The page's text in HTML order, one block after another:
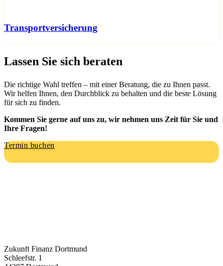
Transportversicherung
Lassen Sie sich beraten
Die richtige Wahl treffen – mit einer Beratung, die zu Ihnen passt.
Wir helfen Ihnen, den Durchblick zu behalten und die beste Lösung
für sich zu finden.
Kommen Sie gerne auf uns zu, wir nehmen uns Zeit für Sie und
Ihre Fragen!
Termin buchen
Zukunft Finanz Dortmund
Schleefstr. 1